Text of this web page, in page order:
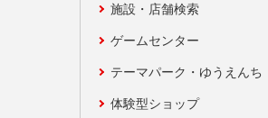
施設・店舗検索
ゲームセンター
テーマパーク・ゆうえんち
体験型ショップ